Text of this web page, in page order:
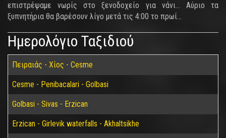
επιστρέψαμε νωρίς στο ξενοδοχείο για νάνι… Αύριο τα
ξυπνητήρια θα βαρέσουν λίγο μετά τις 4:00 το πρωί...
Ημερολόγιο Ταξιδιού
Πειραιάς - Χίος - Cesme
Cesme - Penibacalari - Golbasi
Golbasi - Sivas - Erzican
Erzican - Girlevik waterfalls - Akhaltsikhe